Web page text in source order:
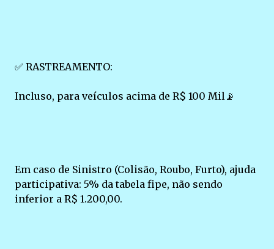
✅ RASTREAMENTO:
Incluso, para veículos acima de R$ 100 Mil📡
Em caso de Sinistro (Colisão, Roubo, Furto), ajuda
participativa: 5% da tabela fipe, não sendo
inferior a R$ 1.200,00.